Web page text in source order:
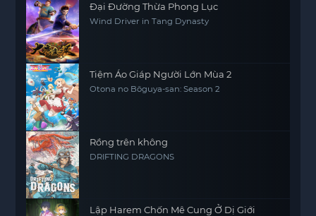
Đại Đường Thừa Phong Lục
Wind Driver in Tang Dynasty
Tiệm Áo Giáp Người Lớn Mùa 2
Otona no Bōguya-san: Season 2
Rồng trên không
DRIFTING DRAGONS
Lập Harem Chốn Mê Cung Ở Dị Giới